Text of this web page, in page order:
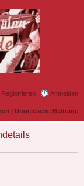
Anmelden
Registrieren
| Ungelesene Beiträge